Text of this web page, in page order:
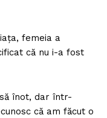
femeia a
că nu i-a fost
înot, dar într-
că am făcut o